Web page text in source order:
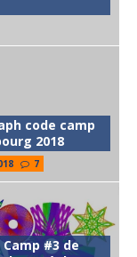
code camp
2018
7
Camp #3 de